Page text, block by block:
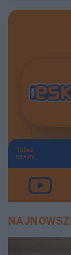
TERAZ
GRAMY